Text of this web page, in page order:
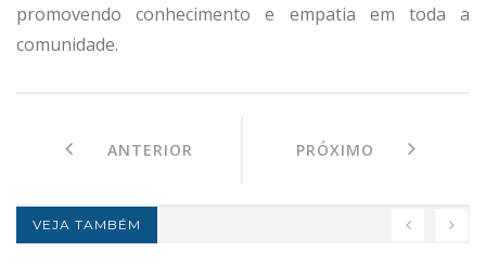
promovendo conhecimento e empatia em toda a
comunidade.
ANTERIOR PRÓXIMO
VEJA TAMBÉM